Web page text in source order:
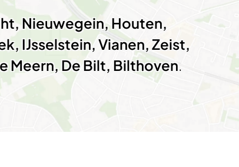
Nieuwegein, Houten,
IJsselstein, Vianen, Zeist,
Meern, De Bilt, Bilthoven.